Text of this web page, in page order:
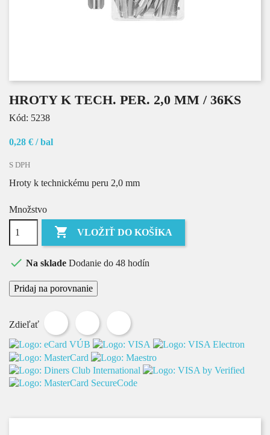
HROTY K TECH. PER. 2,0 MM / 36KS
Kód: 5238
0,28 € / bal
S DPH
Hroty k technickému peru 2,0 mm
Množstvo
 VLOŽIŤ DO KOŠÍKA
 Na sklade Dodanie do 48 hodín
Pridaj na porovnanie
Zdieľať
Zdieľať Tweetnuť